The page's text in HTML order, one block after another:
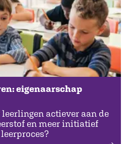
eigenaarschap
actiever aan de
en meer initiatief